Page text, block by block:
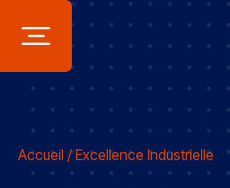
Accueil /Excellence Industrielle
Panneau de gestion des cookies